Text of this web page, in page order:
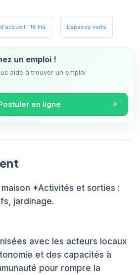
: 16 lits Espaces verts
un emploi !
aide à trouver un emploi
en ligne
*Activités et sorties :
jardinage.
avec les acteurs locaux
et des capacités à
pour rompre la